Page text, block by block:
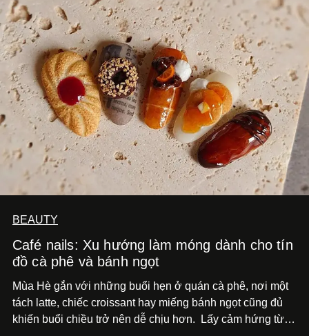
BEAUTY
Café nails: Xu hướng làm móng dành cho tín
đồ cà phê và bánh ngọt
Mùa Hè gắn với những buổi hẹn ở quán cà phê, nơi một
tách latte, chiếc croissant hay miếng bánh ngọt cũng đủ
khiến buổi chiều trở nên dễ chịu hơn.
Lấy cảm hứng từ